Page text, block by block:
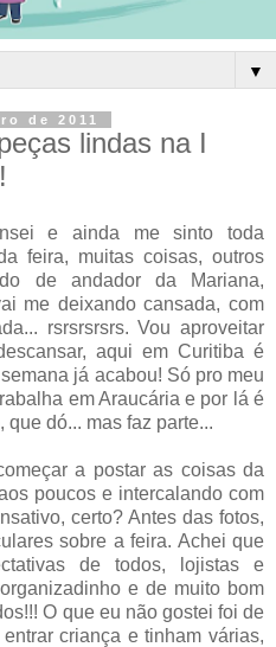
▼
de 2011
lindas na I
e ainda me sinto toda
feira, muitas coisas, outros
de andador da Mariana,
me deixando cansada, com
rsrsrsrsrs. Vou aproveitar
aqui em Curitiba é
já acabou! Só pro meu
em Araucária e por lá é
dó... mas faz parte...
a postar as coisas da
poucos e intercalando com
certo? Antes das fotos,
sobre a feira. Achei que
de todos, lojistas e
e de muito bom
O que eu não gostei foi de
criança e tinham várias,